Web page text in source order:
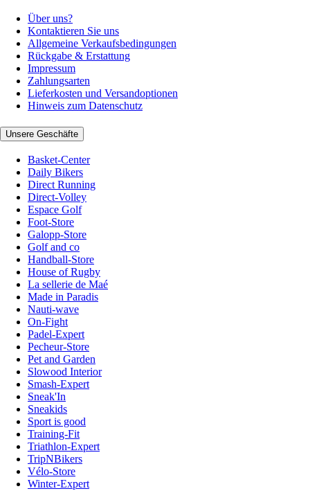
Über uns?
Kontaktieren Sie uns
Allgemeine Verkaufsbedingungen
Rückgabe & Erstattung
Impressum
Zahlungsarten
Lieferkosten und Versandoptionen
Hinweis zum Datenschutz
Unsere Geschäfte
Basket-Center
Daily Bikers
Direct Running
Direct-Volley
Espace Golf
Foot-Store
Galopp-Store
Golf and co
Handball-Store
House of Rugby
La sellerie de Maé
Made in Paradis
Nauti-wave
On-Fight
Padel-Expert
Pecheur-Store
Pet and Garden
Slowood Interior
Smash-Expert
Sneak'In
Sneakids
Sport is good
Training-Fit
Triathlon-Expert
TripNBikers
Vélo-Store
Winter-Expert